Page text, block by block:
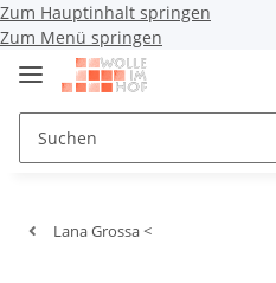
Zum Hauptinhalt springen
Zum Menü springen
Lana Grossa <